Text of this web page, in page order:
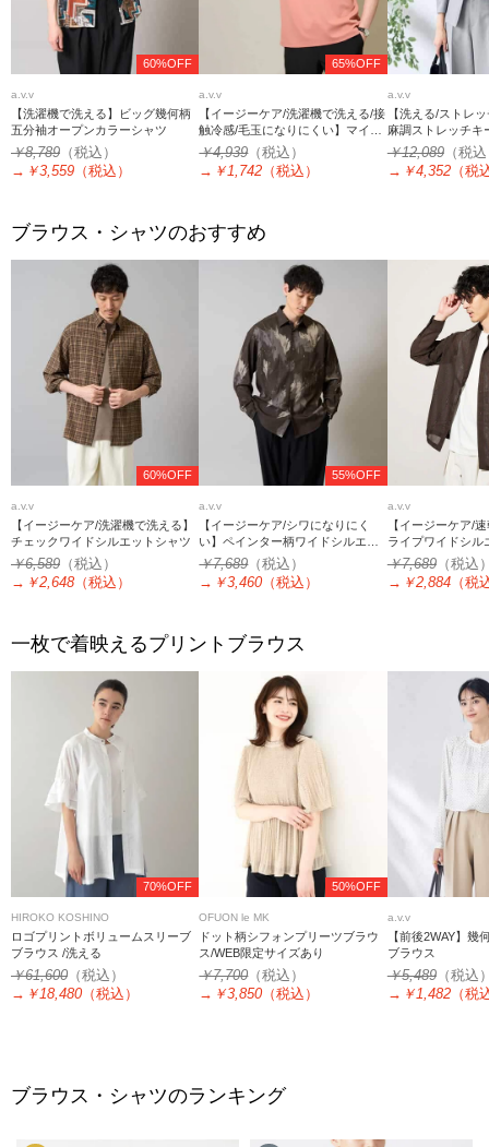
60%OFF
a.v.v
【洗濯機で洗える】ビッグ幾何柄
五分袖オープンカラーシャツ
￥8,789 （税込）
→ ￥3,559 （税込）
65%OFF
a.v.v
【イージーケア/洗濯機で洗える/接
触冷感/毛玉になりにくい】マイク
ロアゼセミワイドシルエットカッ
トソー
￥4,939（税込）
→ ￥1,742 （税込）
a.v.v
【洗える/ストレ
麻調ストレッチキ
ット
￥12,089（税
→ ￥4,352（税
ブラウス・シャツのおすすめ
60%OFF
a.v.v
【イージーケア/洗濯機で洗える】
チェックワイドシルエットシャツ
￥6,589 （税込）
→ ￥2,648 （税込）
55%OFF
a.v.v
【イージーケア/シワになりにく
い】ペインター柄ワイドシルエッ
トシャツ【洗濯機で洗える/ストレ
ッチ】
￥7,689（税込）
→ ￥3,460 （税込）
a.v.v
【イージーケア/
ライプワイドシル
【洗濯機で洗える
￥7,689（税込
→ ￥2,884（税
一枚で着映えるプリントブラウス
70%OFF
HIROKO KOSHINO
ロゴプリントボリュームスリーブ
ブラウス /洗える
￥61,600 （税込）
→ ￥18,480 （税込）
50%OFF
OFUON le MK
ドット柄シフォンプリーツブラウ
ス/WEB限定サイズあり
￥7,700（税込）
→ ￥3,850 （税込）
a.v.v
【前後2WAY】幾
ブラウス
￥5,489（税込
→ ￥1,482（税
ブラウス・シャツのランキング